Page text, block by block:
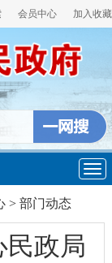
会员中心 加入收藏
导
航
> 部门动态
政局